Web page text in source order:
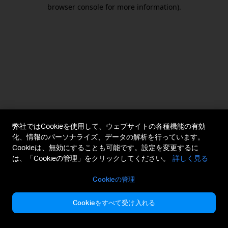
browser console for more information).
弊社ではCookieを使用して、ウェブサイトの各種機能の有効
化、情報のパーソナライズ、データの解析を行っています。
Cookieは、無効にすることも可能です。設定を変更するに
は、「Cookieの管理」をクリックしてください。
詳しく見る
Cookieの管理
Cookieをすべて受け入れる